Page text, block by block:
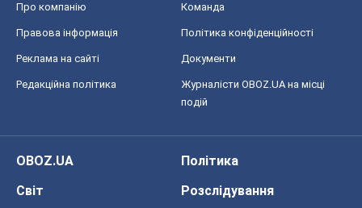
Про компанію Команда
Правова інформація Політика конфіденційності
Реклама на сайті Документи
Редакційна політика
Журналісти OBOZ.UA на місці
подій
OBOZ.UA
Політика
Світ
Розслідування